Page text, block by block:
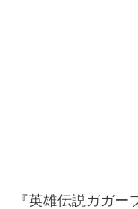
『英雄伝説ガガ